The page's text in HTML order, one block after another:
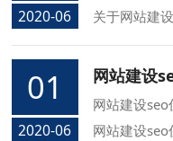
2020-06
关于网站建
专业知识，
优化技巧如
01
2020-06
网站建设
网站建设
网站建设